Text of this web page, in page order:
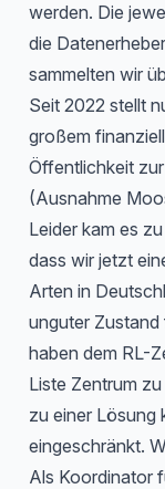
werden. Die
die
sammelten wir
Seit 2022 stellt
großem
Öffentlichkeit
(Ausnahme
Leider kam es
dass wir jetzt
Arten in
unguter
haben dem RL-
Liste Zentrum
zu einer Lösung
eingeschränkt.
Als Koordinator